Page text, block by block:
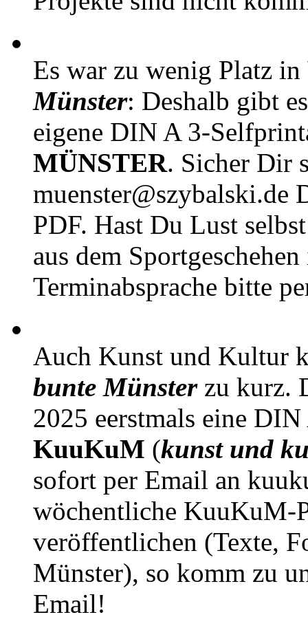
Es war zu wenig Platz in
Münster: Deshalb gibt
eigene DIN A 3-
MÜNSTER. Sicher Dir
muenster@szybalski.de
PDF. Hast Du Lust
aus dem
Terminabsprache bitte
Auch Kunst und Kultur
bunte Münsterzu kurz.
2025 eerstmals eine
KuuKuM (kunst und
sofort per Email an
wöchentliche KuuKuM-
veröffentlichen (Texte,
Münster), so komm zu
Email!